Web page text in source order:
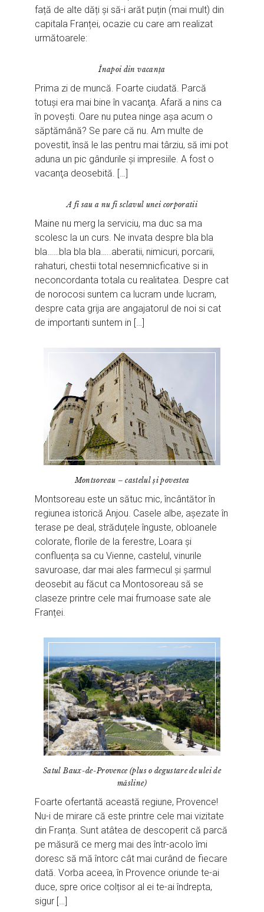
față de alte dăți și să-i arăt puțin (mai mult) din
capitala Franței, ocazie cu care am realizat
următoarele:
Înapoi din vacanţa
Prima zi de muncă. Foarte ciudată. Parcă
totuşi era mai bine în vacanţa. Afară a nins ca
în poveşti. Oare nu putea ninge aşa acum o
săptămână? Se pare că nu. Am multe de
povestit, însă le las pentru mai târziu, să imi pot
aduna un pic gândurile şi impresiile. A fost o
vacanţa deosebită. […]
A fi sau a nu fi sclavul unei corporatii
Maine nu merg la serviciu, ma duc sa ma
scolesc la un curs. Ne invata despre bla bla
bla……bla bla bla…..aberatii, nimicuri, porcarii,
rahaturi, chestii total nesemnicficative si in
neconcordanta totala cu realitatea. Despre cat
de norocosi suntem ca lucram unde lucram,
despre cata grija are angajatorul de noi si cat
de importanti suntem in […]
Montsoreau – castelul și povestea
Montsoreau este un sătuc mic, încântător în
regiunea istorică Anjou. Casele albe, așezate în
terase pe deal, străduțele înguste, obloanele
colorate, florile de la ferestre, Loara și
confluența sa cu Vienne, castelul, vinurile
savuroase, dar mai ales farmecul și șarmul
deosebit au făcut ca Montosoreau să se
claseze printre cele mai frumoase sate ale
Franței.
Satul Baux-de-Provence (plus o degustare de ulei de
măsline)
Foarte ofertantă această regiune, Provence!
Nu-i de mirare că este printre cele mai vizitate
din Franța. Sunt atâtea de descoperit că parcă
pe măsură ce merg mai des într-acolo îmi
doresc să mă întorc cât mai curând de fiecare
dată. Vorba aceea, în Provence oriunde te-ai
duce, spre orice colțisor al ei te-ai îndrepta,
sigur […]